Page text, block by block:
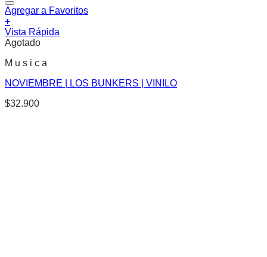
Agregar a Favoritos
+
Vista Rápida
Agotado
M u s i c a
NOVIEMBRE | LOS BUNKERS | VINILO
$32.900